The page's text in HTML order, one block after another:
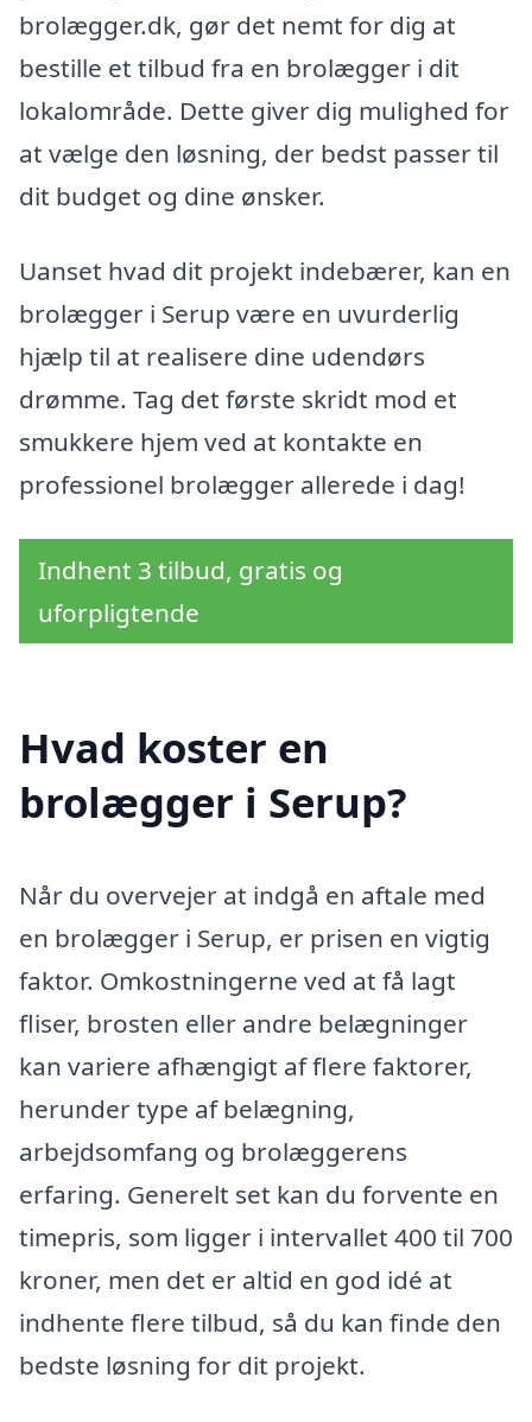
brolægger.dk, gør det nemt for dig at
bestille et tilbud fra en brolægger i dit
lokalområde. Dette giver dig mulighed for
at vælge den løsning, der bedst passer til
dit budget og dine ønsker.
Uanset hvad dit projekt indebærer, kan en
brolægger i Serup være en uvurderlig
hjælp til at realisere dine udendørs
drømme. Tag det første skridt mod et
smukkere hjem ved at kontakte en
professionel brolægger allerede i dag!
Indhent 3 tilbud, gratis og
uforpligtende
Hvad koster en
brolægger i Serup?
Når du overvejer at indgå en aftale med
en brolægger i Serup, er prisen en vigtig
faktor. Omkostningerne ved at få lagt
fliser, brosten eller andre belægninger
kan variere afhængigt af flere faktorer,
herunder type af belægning,
arbejdsomfang og brolæggerens
erfaring. Generelt set kan du forvente en
timepris, som ligger i intervallet 400 til 700
kroner, men det er altid en god idé at
indhente flere tilbud, så du kan finde den
bedste løsning for dit projekt.